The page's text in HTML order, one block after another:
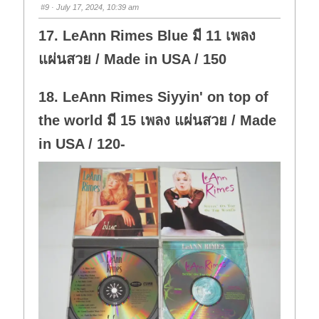
d
o
n
u
p
#9 · July 17, 2024, 10:39 am
17. LeAnn Rimes Blue มี 11 เพลง
แผ่นสวย / Made in USA / 150
18. LeAnn Rimes Siyyin' on top of
the world มี 15 เพลง แผ่นสวย / Made
in USA / 120-